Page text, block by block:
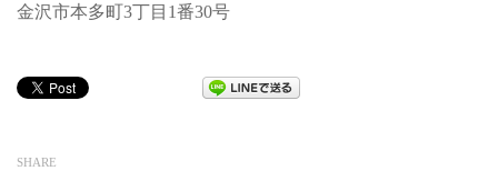
金沢市本多町3丁目1番30号
SHARE